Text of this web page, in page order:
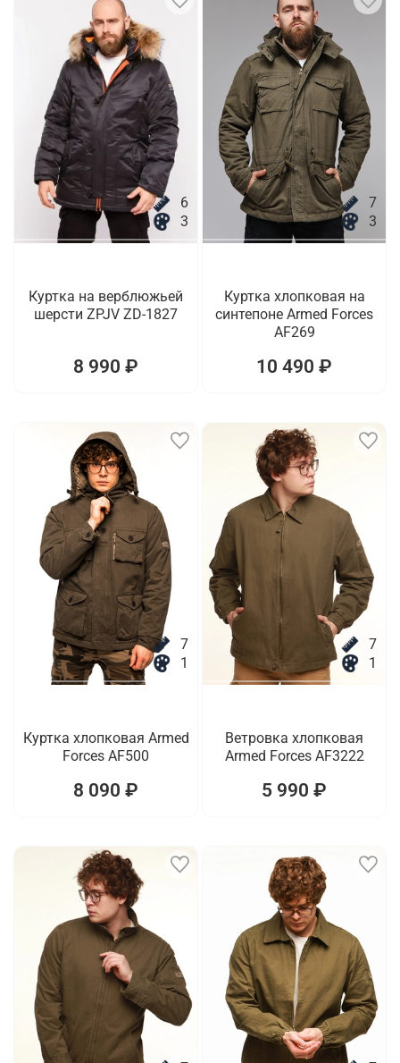
6
3
Куртка на верблюжьей
шерсти ZPJV ZD-1827
8 990 ₽
7
3
Куртка хлопковая на
синтепоне Armed Forces
AF269
10 490 ₽
7
1
Куртка хлопковая Armed
Forces AF500
8 090 ₽
7
1
Ветровка хлопковая
Armed Forces AF3222
5 990 ₽